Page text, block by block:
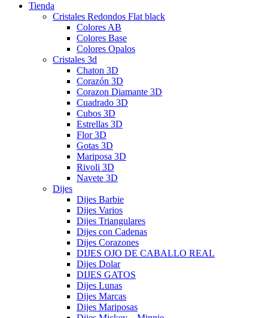
Tienda
Cristales Redondos Flat black
Colores AB
Colores Base
Colores Opalos
Cristales 3d
Chaton 3D
Corazón 3D
Corazon Diamante 3D
Cuadrado 3D
Cubos 3D
Estrellas 3D
Flor 3D
Gotas 3D
Mariposa 3D
Rivoli 3D
Navete 3D
Dijes
Dijes Barbie
Dijes Varios
Dijes Triangulares
Dijes con Cadenas
Dijes Corazones
DIJES OJO DE CABALLO REAL
Dijes Dolar
DIJES GATOS
Dijes Lunas
Dijes Marcas
Dijes Mariposas